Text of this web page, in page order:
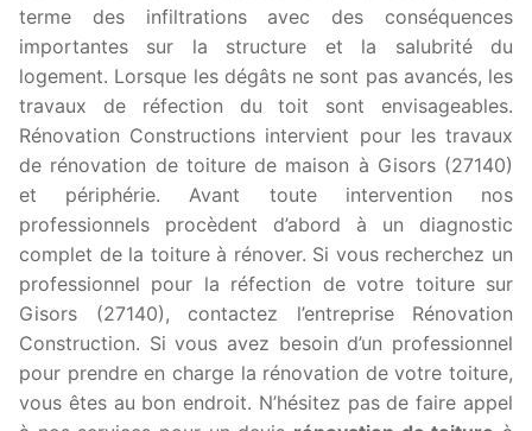
terme des infiltrations avec des conséquences
importantes sur la structure et la salubrité du
logement. Lorsque les dégâts ne sont pas avancés, les
travaux de réfection du toit sont envisageables.
Rénovation Constructions intervient pour les travaux
de rénovation de toiture de maison à Gisors (27140)
et périphérie. Avant toute intervention nos
professionnels procèdent d’abord à un diagnostic
complet de la toiture à rénover. Si vous recherchez un
professionnel pour la réfection de votre toiture sur
Gisors (27140), contactez l’entreprise Rénovation
Construction. Si vous avez besoin d’un professionnel
pour prendre en charge la rénovation de votre toiture,
vous êtes au bon endroit. N’hésitez pas de faire appel